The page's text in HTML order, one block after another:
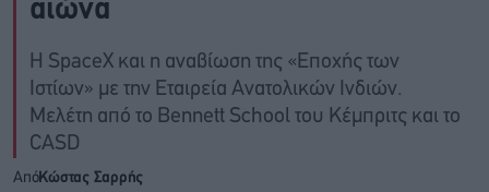
αιώνα
Η SpaceX και η αναβίωση της «Εποχής των
Ιστίων» με την Εταιρεία Ανατολικών Ινδιών.
Μελέτη από το Bennett School του Κέμπριτς και το
CASD
ΑπόΚώστας Σαρρής